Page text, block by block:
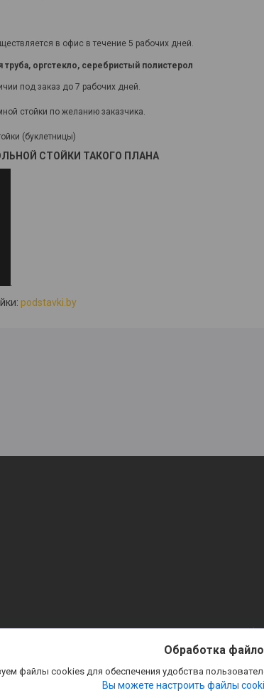
в офис в течение 5 рабочих дней.
труба, оргстекло, серебристый полистерол
под заказ до 7 рабочих дней.
стойки по желанию заказчика.
(буклетницы)
СТОЙКИ ТАКОГО ПЛАНА
.
podstavki.by
Сайт создан на
Политика обработки
Обработка
файлы cookies для обеспечения удобства
Вы можете настроить файлы
ТАБЛИЧКИ. СТЕНДЫ. ВСЕ ДЛЯ
Select